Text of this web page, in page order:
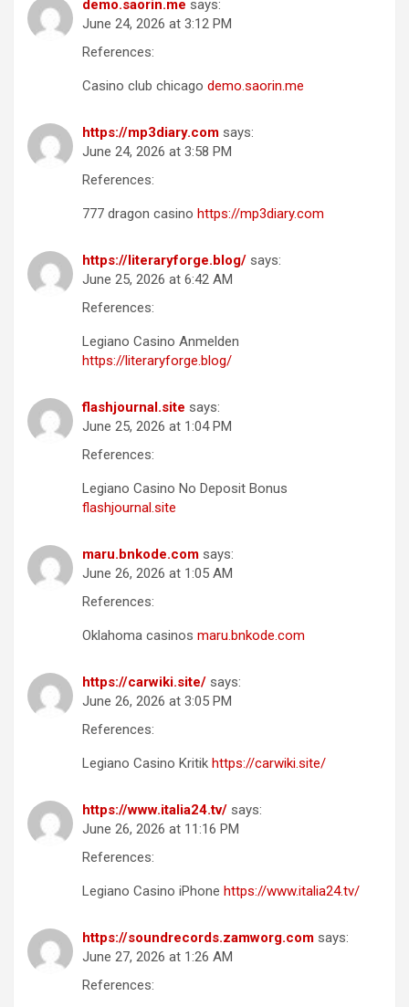
demo.saorin.me says:
June 24, 2026 at 3:12 PM
References:
Casino club chicago demo.saorin.me
https://mp3diary.com says:
June 24, 2026 at 3:58 PM
References:
777 dragon casino https://mp3diary.com
https://literaryforge.blog/ says:
June 25, 2026 at 6:42 AM
References:
Legiano Casino Anmelden
https://literaryforge.blog/
flashjournal.site says:
June 25, 2026 at 1:04 PM
References:
Legiano Casino No Deposit Bonus
flashjournal.site
maru.bnkode.com says:
June 26, 2026 at 1:05 AM
References:
Oklahoma casinos maru.bnkode.com
https://carwiki.site/ says:
June 26, 2026 at 3:05 PM
References:
Legiano Casino Kritik https://carwiki.site/
https://www.italia24.tv/ says:
June 26, 2026 at 11:16 PM
References:
Legiano Casino iPhone https://www.italia24.tv/
https://soundrecords.zamworg.com says:
June 27, 2026 at 1:26 AM
References: